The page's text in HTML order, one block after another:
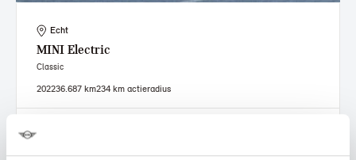
Echt
MINI Electric
Classic
202236.687 km234 km actieradius